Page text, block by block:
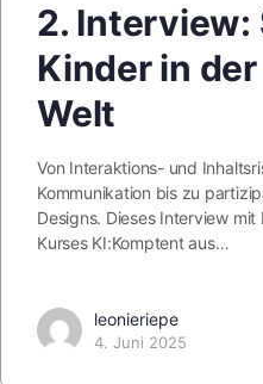
2.
Kinder in
Welt
Von Interaktions- und
Kommunikation bis zu
Designs. Dieses Interview
Kurses KI:Komptent aus…
leonieriepe
4. Juni 2025